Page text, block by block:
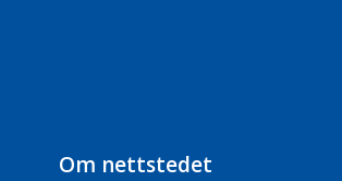
Om nettstedet